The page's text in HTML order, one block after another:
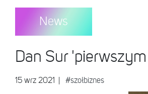
News
Dan Sur 'pierwszym
15 wrz 2021 #szołbiznes